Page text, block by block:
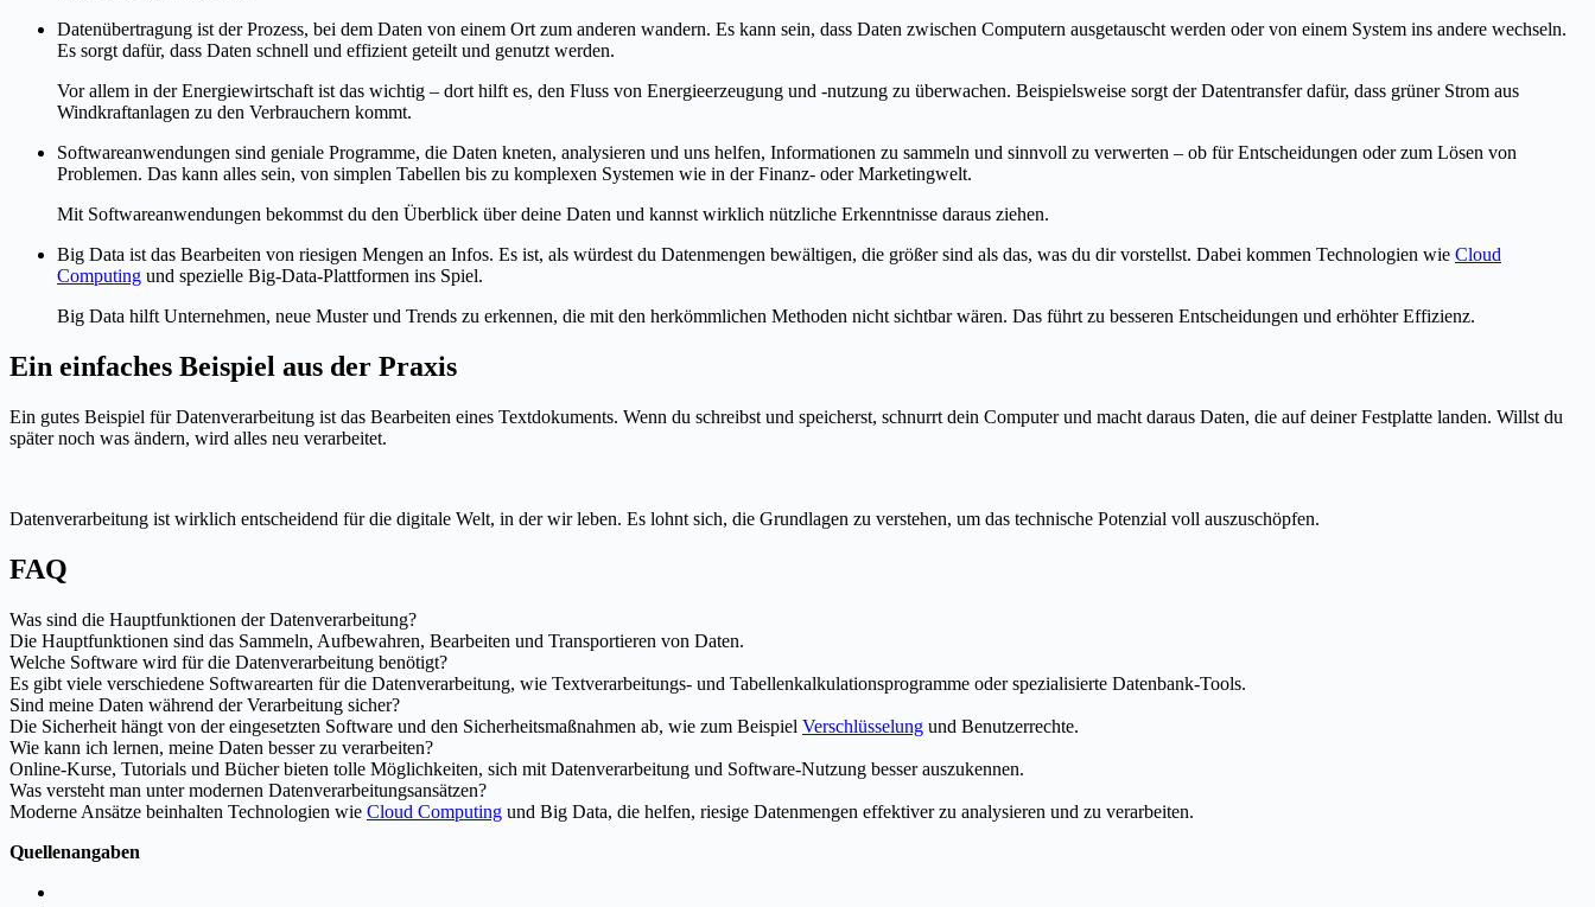
Datenübertragung ist der Prozess, bei dem Daten von einem Ort zum anderen wandern. Es kann sein, dass Daten zwischen Computern ausgetauscht werden oder von einem System ins andere wechseln.
Es sorgt dafür, dass Daten schnell und effizient geteilt und genutzt werden.
Vor allem in der Energiewirtschaft ist das wichtig – dort hilft es, den Fluss von Energieerzeugung und -nutzung zu überwachen. Beispielsweise sorgt der Datentransfer dafür, dass grüner Strom aus
Windkraftanlagen zu den Verbrauchern kommt.
Softwareanwendungen sind geniale Programme, die Daten kneten, analysieren und uns helfen, Informationen zu sammeln und sinnvoll zu verwerten – ob für Entscheidungen oder zum Lösen von
Problemen. Das kann alles sein, von simplen Tabellen bis zu komplexen Systemen wie in der Finanz- oder Marketingwelt.
Mit Softwareanwendungen bekommst du den Überblick über deine Daten und kannst wirklich nützliche Erkenntnisse daraus ziehen.
Big Data ist das Bearbeiten von riesigen Mengen an Infos. Es ist, als würdest du Datenmengen bewältigen, die größer sind als das, was du dir vorstellst. Dabei kommen Technologien wie Cloud
Computing und spezielle Big-Data-Plattformen ins Spiel.
Big Data hilft Unternehmen, neue Muster und Trends zu erkennen, die mit den herkömmlichen Methoden nicht sichtbar wären. Das führt zu besseren Entscheidungen und erhöhter Effizienz.
Ein einfaches Beispiel aus der Praxis
Ein gutes Beispiel für Datenverarbeitung ist das Bearbeiten eines Textdokuments. Wenn du schreibst und speicherst, schnurrt dein Computer und macht daraus Daten, die auf deiner Festplatte landen. Willst du
später noch was ändern, wird alles neu verarbeitet.
Datenverarbeitung ist wirklich entscheidend für die digitale Welt, in der wir leben. Es lohnt sich, die Grundlagen zu verstehen, um das technische Potenzial voll auszuschöpfen.
FAQ
Was sind die Hauptfunktionen der Datenverarbeitung?
Die Hauptfunktionen sind das Sammeln, Aufbewahren, Bearbeiten und Transportieren von Daten.
Welche Software wird für die Datenverarbeitung benötigt?
Es gibt viele verschiedene Softwarearten für die Datenverarbeitung, wie Textverarbeitungs- und Tabellenkalkulationsprogramme oder spezialisierte Datenbank-Tools.
Sind meine Daten während der Verarbeitung sicher?
Die Sicherheit hängt von der eingesetzten Software und den Sicherheitsmaßnahmen ab, wie zum Beispiel Verschlüsselung und Benutzerrechte.
Wie kann ich lernen, meine Daten besser zu verarbeiten?
Online-Kurse, Tutorials und Bücher bieten tolle Möglichkeiten, sich mit Datenverarbeitung und Software-Nutzung besser auszukennen.
Was versteht man unter modernen Datenverarbeitungsansätzen?
Moderne Ansätze beinhalten Technologien wie Cloud Computing und Big Data, die helfen, riesige Datenmengen effektiver zu analysieren und zu verarbeiten.
Quellenangaben